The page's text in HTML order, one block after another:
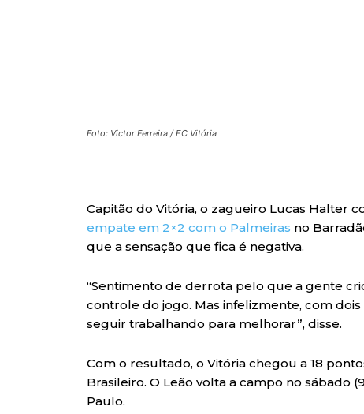
Foto: Victor Ferreira / EC Vitória
Capitão do Vitória, o zagueiro Lucas Halter
empate em 2×2 com o Palmeiras no
que a sensação que fica é negativa.
“Sentimento de derrota pelo que a gente
controle do jogo. Mas infelizmente, com
seguir trabalhando para melhorar”, disse.
Com o resultado, o Vitória chegou a 18
Brasileiro. O Leão volta a campo no sábado
Paulo.